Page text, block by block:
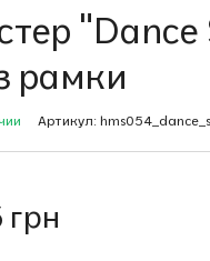
рамки
Артикул:
грн